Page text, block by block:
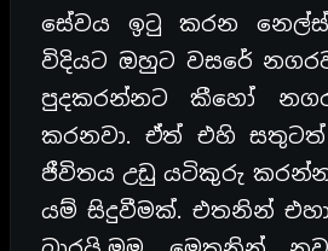
සේවය ඉටු කරන
විදියට ඔහුට වසරේ
පුදකරන්නට කීහෝ
කරනවා. ඒත් එහි
ජීවිතය උඩු යටිකුරු
යම් සිදුවීමක්. එතනින්